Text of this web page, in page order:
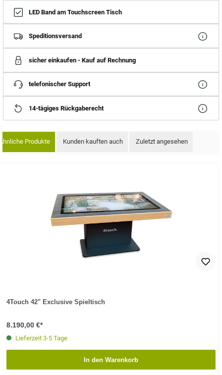
LED Band am Touchscreen Tisch
Speditionsversand
sicher einkaufen - Kauf auf Rechnung
telefonischer Support
14-tägiges Rückgaberecht
Produkte Kunden kauften auch Zuletzt angesehen
4Touch 42" Exclusive Spieltisch
8.190,00 €*
Lieferzeit 3-5 Tage
In den Warenkorb